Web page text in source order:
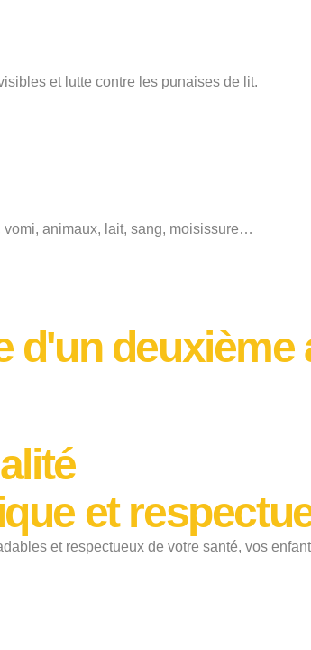
et lutte contre les punaises de lit.
animaux, lait, sang, moisissure…
d'un
et
et respectueux de votre santé, vos